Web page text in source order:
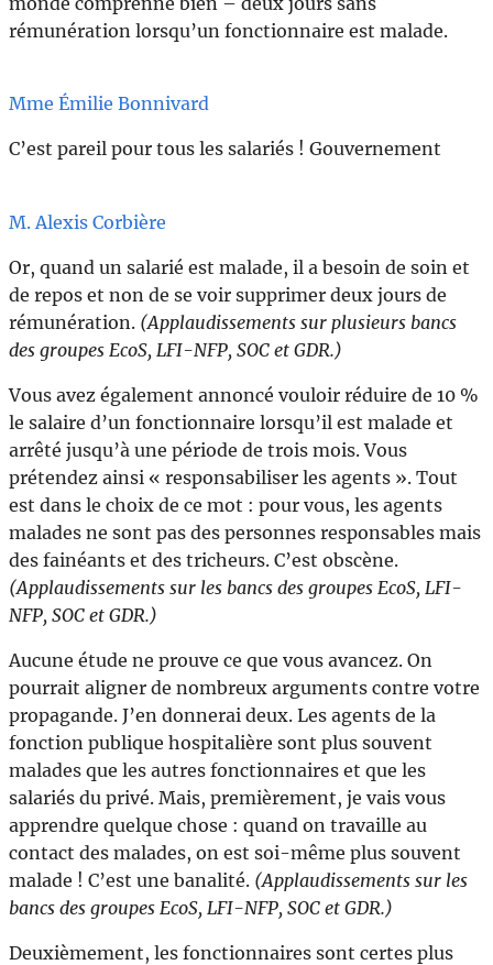
rémunération lorsqu’un fonctionnaire est malade.
Mme Émilie Bonnivard
C’est pareil pour tous les salariés ! Gouvernement
M. Alexis Corbière
Or, quand un salarié est malade, il a besoin de soin et
de repos et non de se voir supprimer deux jours de
rémunération. (Applaudissements sur plusieurs bancs
des groupes EcoS, LFI-NFP, SOC et GDR.)
Vous avez également annoncé vouloir réduire de 10 %
le salaire d’un fonctionnaire lorsqu’il est malade et
arrêté jusqu’à une période de trois mois. Vous
prétendez ainsi « responsabiliser les agents ». Tout
est dans le choix de ce mot : pour vous, les agents
malades ne sont pas des personnes responsables mais
des fainéants et des tricheurs. C’est obscène.
(Applaudissements sur les bancs des groupes EcoS, LFI-
NFP, SOC et GDR.)
Aucune étude ne prouve ce que vous avancez. On
pourrait aligner de nombreux arguments contre votre
propagande. J’en donnerai deux. Les agents de la
fonction publique hospitalière sont plus souvent
malades que les autres fonctionnaires et que les
salariés du privé. Mais, premièrement, je vais vous
apprendre quelque chose : quand on travaille au
contact des malades, on est soi-même plus souvent
malade ! C’est une banalité. (Applaudissements sur les
bancs des groupes EcoS, LFI-NFP, SOC et GDR.)
Deuxièmement, les fonctionnaires sont certes plus